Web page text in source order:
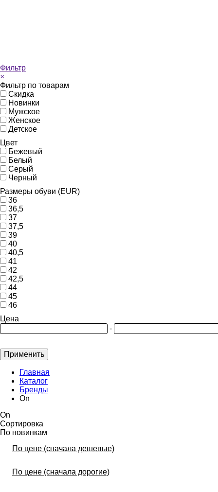
Фильтр
×
Фильтр по товарам
Скидка
Новинки
Мужское
Женское
Детское
Цвет
Бежевый
Белый
Серый
Черный
Размеры обуви (EUR)
36
36,5
37
37,5
39
40
40,5
41
42
42,5
44
45
46
Цена
-
Применить
Главная
Каталог
Бренды
On
On
Сортировка
По новинкам
По цене (сначала дешевые)
По цене (сначала дорогие)